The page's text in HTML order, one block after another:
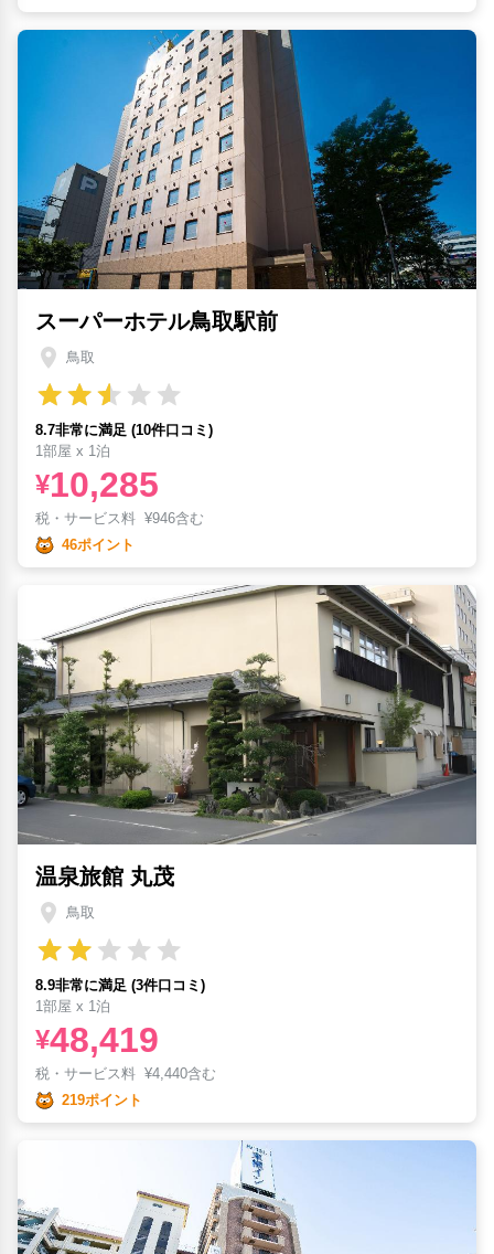
スーパーホテル鳥取駅前
鳥取
8.7非常に満足 (10件口コミ)
1部屋 x 1泊
¥10,285
税・サービス料 ¥946含む
46ポイント
温泉旅館 丸茂
鳥取
8.9非常に満足 (3件口コミ)
1部屋 x 1泊
¥48,419
税・サービス料 ¥4,440含む
219ポイント